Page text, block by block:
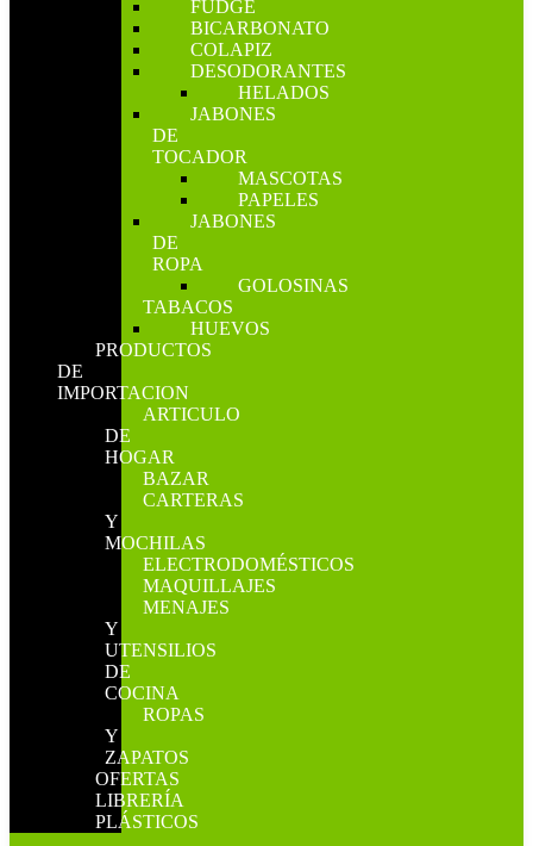
FUDGE
BICARBONATO
COLAPIZ
DESODORANTES
HELADOS
JABONES
DE
TOCADOR
MASCOTAS
PAPELES
JABONES
DE
ROPA
GOLOSINAS
TABACOS
HUEVOS
PRODUCTOS
DE
IMPORTACION
ARTICULO
DE
HOGAR
BAZAR
CARTERAS
Y
MOCHILAS
ELECTRODOMÉSTICOS
MAQUILLAJES
MENAJES
Y
UTENSILIOS
DE
COCINA
ROPAS
Y
ZAPATOS
OFERTAS
LIBRERÍA
PLÁSTICOS